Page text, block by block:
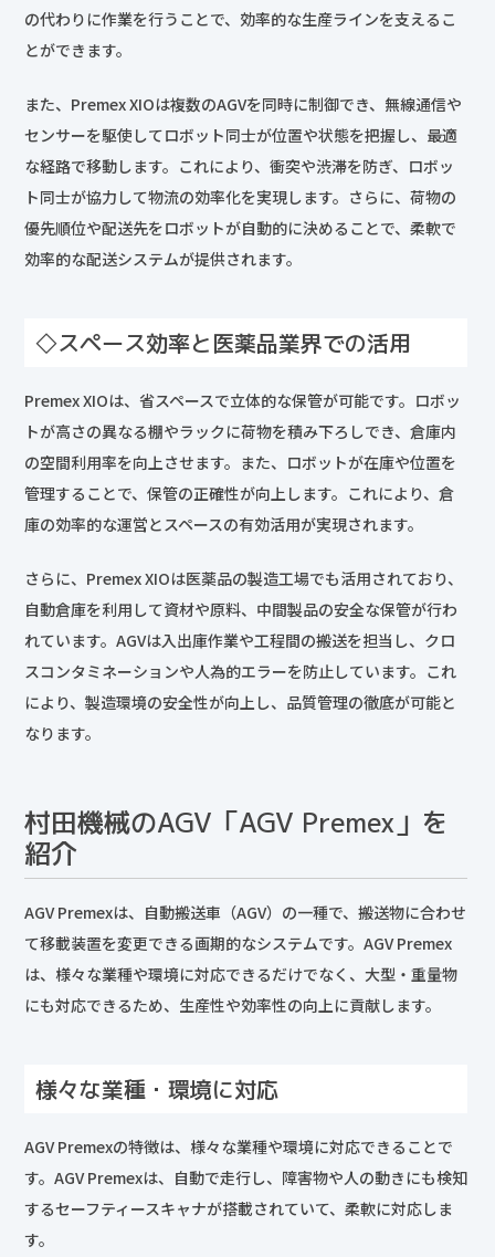
の代わりに作業を行うことで、効率的な生産ラインを支えるこ
とができます。
また、Premex XIOは複数のAGVを同時に制御でき、無線通信や
センサーを駆使してロボット同士が位置や状態を把握し、最適
な経路で移動します。これにより、衝突や渋滞を防ぎ、ロボッ
ト同士が協力して物流の効率化を実現します。さらに、荷物の
優先順位や配送先をロボットが自動的に決めることで、柔軟で
効率的な配送システムが提供されます。
◇スペース効率と医薬品業界での活用
Premex XIOは、省スペースで立体的な保管が可能です。ロボッ
トが高さの異なる棚やラックに荷物を積み下ろしでき、倉庫内
の空間利用率を向上させます。また、ロボットが在庫や位置を
管理することで、保管の正確性が向上します。これにより、倉
庫の効率的な運営とスペースの有効活用が実現されます。
さらに、Premex XIOは医薬品の製造工場でも活用されており、
自動倉庫を利用して資材や原料、中間製品の安全な保管が行わ
れています。AGVは入出庫作業や工程間の搬送を担当し、クロ
スコンタミネーションや人為的エラーを防止しています。これ
により、製造環境の安全性が向上し、品質管理の徹底が可能と
なります。
村田機械のAGV「AGV Premex」を
紹介
AGV Premexは、自動搬送車（AGV）の一種で、搬送物に合わせ
て移載装置を変更できる画期的なシステムです。AGV Premex
は、様々な業種や環境に対応できるだけでなく、大型・重量物
にも対応できるため、生産性や効率性の向上に貢献します。
様々な業種・環境に対応
AGV Premexの特徴は、様々な業種や環境に対応できることで
す。AGV Premexは、自動で走行し、障害物や人の動きにも検知
するセーフティースキャナが搭載されていて、柔軟に対応しま
す。